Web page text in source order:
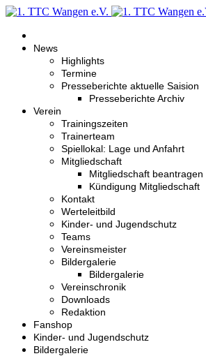
News
Highlights
Termine
Presseberichte aktuelle Saision
Presseberichte Archiv
Verein
Trainingszeiten
Trainerteam
Spiellokal: Lage und Anfahrt
Mitgliedschaft
Mitgliedschaft beantragen
Kündigung Mitgliedschaft
Kontakt
Werteleitbild
Kinder- und Jugendschutz
Teams
Vereinsmeister
Bildergalerie
Bildergalerie
Vereinschronik
Downloads
Redaktion
Fanshop
Kinder- und Jugendschutz
Bildergalerie